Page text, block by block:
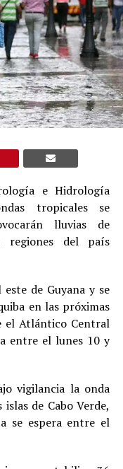
e Hidrología
tropicales se
lluvias de
regiones del país
de Guyana y se
en las próximas
el Atlántico Central
entre el lunes 10 y
vigilancia la onda
de Cabo Verde,
se espera entre el